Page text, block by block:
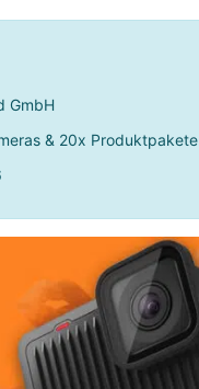
GmbH
& 20x Produktpakete